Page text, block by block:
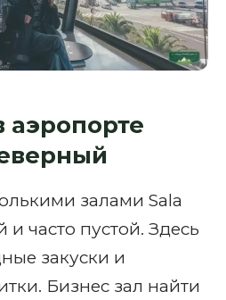
аэропорте
залами Sala
часто пустой. Здесь
закуски и
Бизнес зал найти